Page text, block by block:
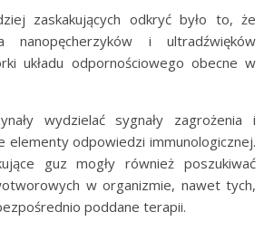
zaskakujących odkryć było to, że
nanopęcherzyków i ultradźwięków
układu odpornościowego obecne w
wydzielać sygnały zagrożenia i
elementy odpowiedzi immunologicznej.
guz mogły również poszukiwać
w organizmie, nawet tych,
poddane terapii.